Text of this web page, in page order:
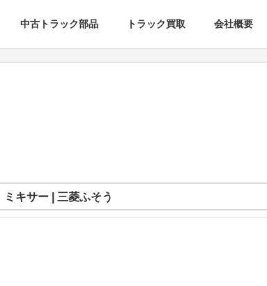
中古トラック部品 トラック買取 会社概要
ミキサー | 三菱ふそう